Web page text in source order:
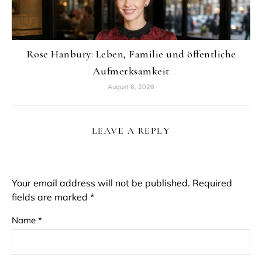
Rose Hanbury: Leben, Familie und öffentliche
Aufmerksamkeit
August 6, 2026
LEAVE A REPLY
Your email address will not be published. Required
fields are marked *
Name *